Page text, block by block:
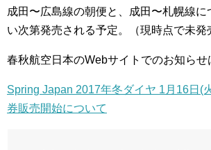
成田〜広島線の朝便と、成田〜札幌線
い次第発売される予定。（現時点で未発
春秋航空日本のWebサイトでのお知らせ
Spring Japan 2017年冬ダイヤ 1月16日(
券販売開始について